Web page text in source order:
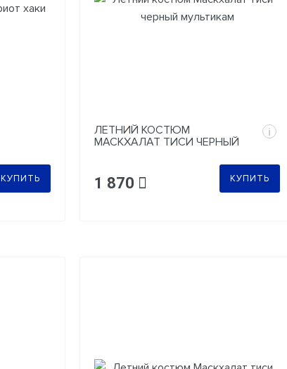
КУПИТЬ
ЛЕТНИЙ КОСТЮМ
МАСКХАЛАТ ТИСИ ЧЕРНЫЙ
i
1 870 КУПИТЬ